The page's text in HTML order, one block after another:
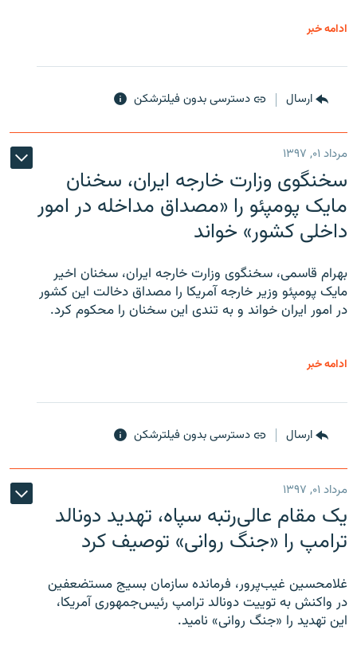
ادامه خبر
ارسال دسترسی بدون فیلترشکن
مرداد ۰۱, ۱۳۹۷
سخنگوی وزارت خارجه ایران، سخنان
مایک پومپئو را «مصداق مداخله در امور
داخلی کشور» خواند
بهرام قاسمی، سخنگوی وزارت خارجه ایران، سخنان اخیر
مایک پومپئو وزیر خارجه آمریکا را مصداق دخالت این کشور
در امور ایران خواند و به تندی این سخنان را محکوم کرد.
ادامه خبر
ارسال دسترسی بدون فیلترشکن
مرداد ۰۱, ۱۳۹۷
یک مقام عالی‌رتبه سپاه، تهدید دونالد
ترامپ را «جنگ روانی» توصیف کرد
غلامحسین غیب‌پرور، فرمانده سازمان بسیج مستضعفین
در واکنش به توییت دونالد ترامپ رئیس‌جمهوری آمریکا،
این تهدید را «جنگ روانی» نامید.